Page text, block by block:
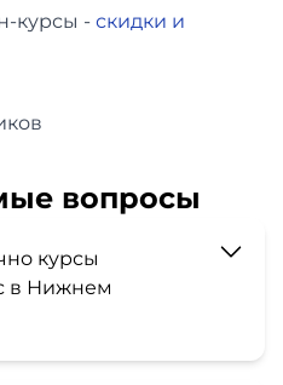
курсы - скидки и
вопросы
курсы
в Нижнем